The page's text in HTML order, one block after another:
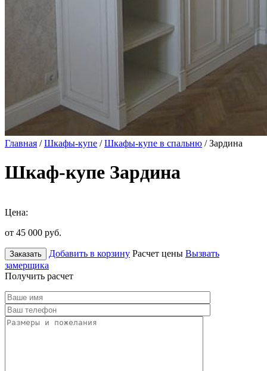
Главная /Шкафы-купе /Шкафы-купе в спальню / Зардина
Шкаф-купе Зардина
Цена:
от 45 000 руб.
Заказать Добавить в корзину Расчет цены Вызвать
замерщика
Получить расчет